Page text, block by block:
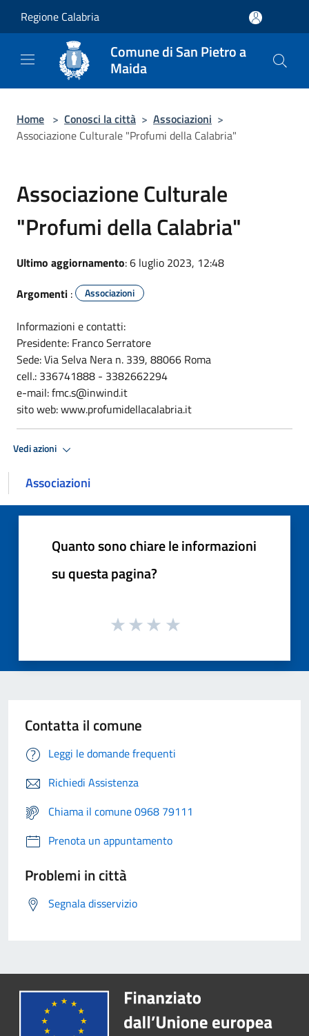
Regione Calabria
Comune di San Pietro a
Maida
Home > Conosci la città > Associazioni >
Associazione Culturale "Profumi della Calabria"
Associazione Culturale
"Profumi della Calabria"
Ultimo aggiornamento: 6 luglio 2023, 12:48
Argomenti : Associazioni
Informazioni e contatti:
Presidente: Franco Serratore
Sede: Via Selva Nera n. 339, 88066 Roma
cell.: 336741888 - 3382662294
e-mail: fmc.s@inwind.it
sito web: www.profumidellacalabria.it
Vedi azioni
Associazioni
Quanto sono chiare le informazioni
su questa pagina?
Contatta il comune
Leggi le domande frequenti
Richiedi Assistenza
Chiama il comune 0968 79111
Prenota un appuntamento
Problemi in città
Segnala disservizio